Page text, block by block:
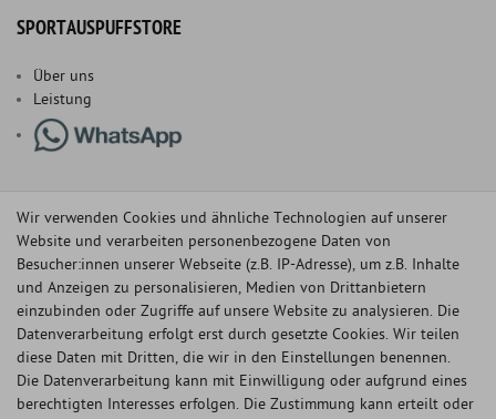
SPORTAUSPUFFSTORE
Über uns
Leistung
Wir verwenden Cookies und ähnliche Technologien auf unserer
Website und verarbeiten personenbezogene Daten von
Besucher:innen unserer Webseite (z.B. IP-Adresse), um z.B. Inhalte
und Anzeigen zu personalisieren, Medien von Drittanbietern
einzubinden oder Zugriffe auf unsere Website zu analysieren. Die
Datenverarbeitung erfolgt erst durch gesetzte Cookies. Wir teilen
diese Daten mit Dritten, die wir in den Einstellungen benennen.
Die Datenverarbeitung kann mit Einwilligung oder aufgrund eines
berechtigten Interesses erfolgen. Die Zustimmung kann erteilt oder